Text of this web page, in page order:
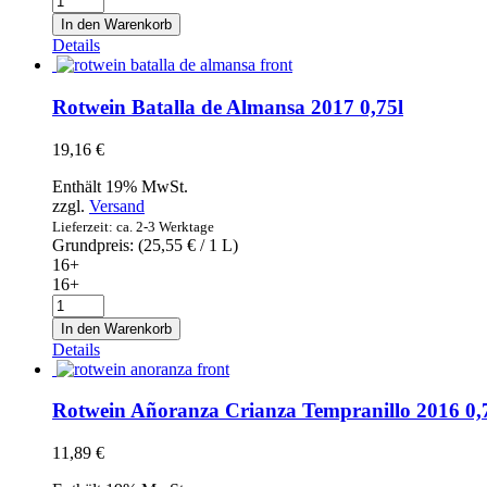
Verkostung
mit
Tapas
für
4
Personen
Ticket
In den Warenkorb
Details
Rotwein Batalla de Almansa 2017 0,75l
19,16 €
Enthält 19% MwSt.
zzgl. Versand
Lieferzeit: ca. 2-3 Werktage
Grundpreis: (25,55 € / 1 L)
16+
16+
Rotwein
Batalla
de
Almansa
2017
0,75l
Menge
In den Warenkorb
Details
Rotwein Añoranza Crianza Tempranillo 2016
11,89 €